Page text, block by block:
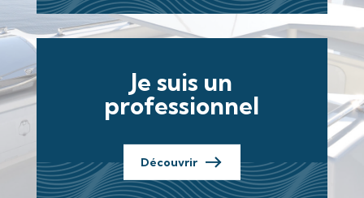
Je suis un
professionnel
Découvrir